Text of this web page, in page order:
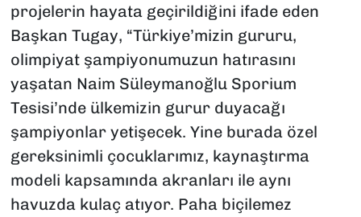
projelerin hayata geçirildiğini ifade eden
Başkan Tugay, “Türkiye’mizin gururu,
olimpiyat şampiyonumuzun hatırasını
yaşatan Naim Süleymanoğlu Sporium
Tesisi’nde ülkemizin gurur duyacağı
şampiyonlar yetişecek. Yine burada özel
gereksinimli çocuklarımız, kaynaştırma
modeli kapsamında akranları ile aynı
havuzda kulaç atıyor. Paha biçilemez